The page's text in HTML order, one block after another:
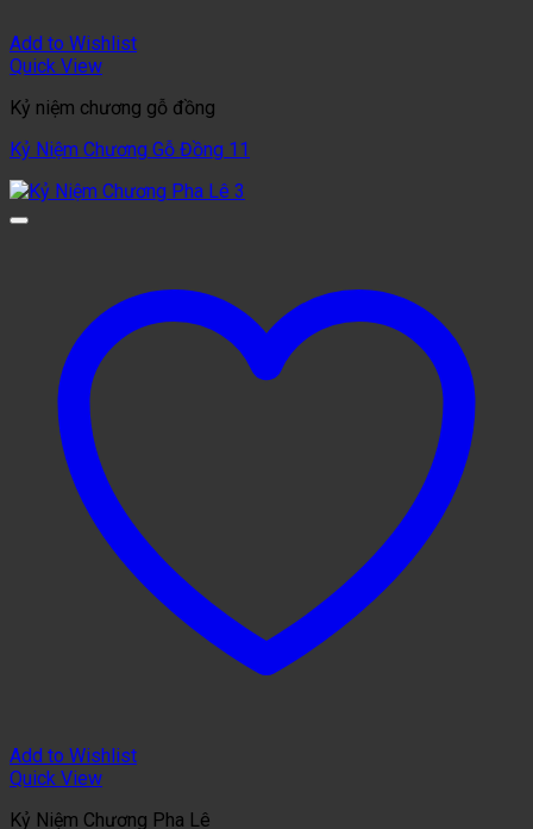
Add to Wishlist
Quick View
Kỷ niệm chương gỗ đồng
Kỷ Niệm Chương Gỗ Đồng 11
Add to Wishlist
Quick View
Kỷ Niệm Chương Pha Lê